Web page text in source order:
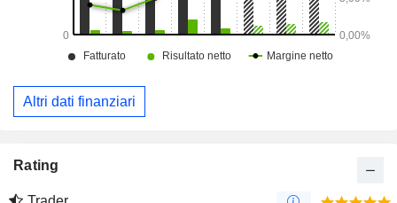
Altri dati finanziari
Rating